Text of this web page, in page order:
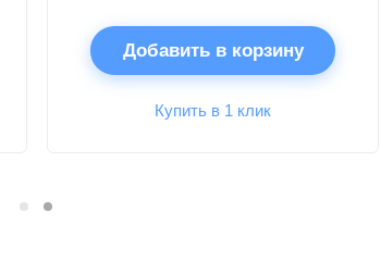
Добавить в корзину
Купить в 1 клик